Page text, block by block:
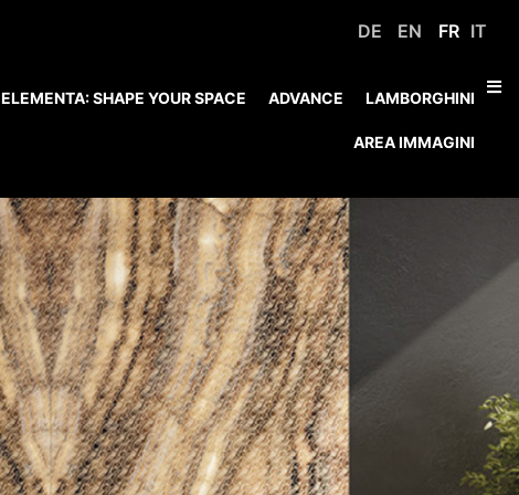
DE EN FR IT
ELEMENTA: SHAPE YOUR SPACE ADVANCE LAMBORGHINI
AREA IMMAGINI